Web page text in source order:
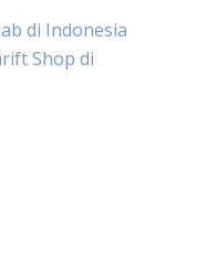
di Indonesia
Shop di